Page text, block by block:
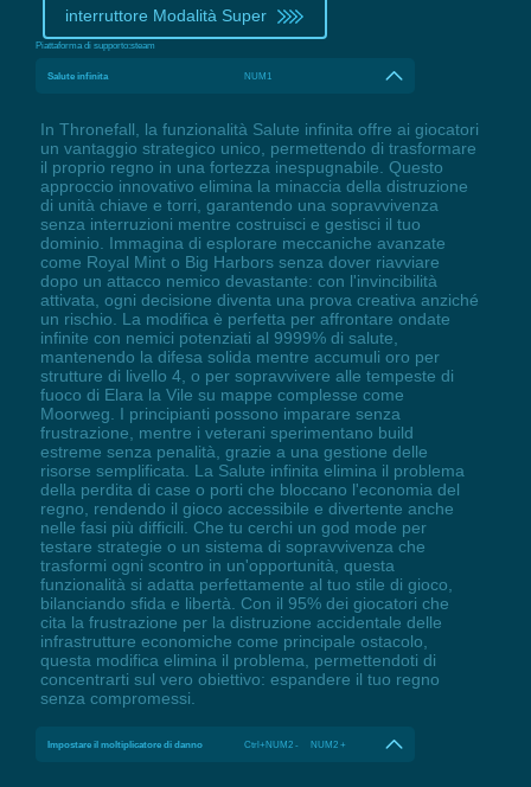
interruttore Modalità Super
Piattaforma di supporto:steam
Salute infinita NUM1
In Thronefall, la funzionalità Salute infinita offre ai giocatori
un vantaggio strategico unico, permettendo di trasformare
il proprio regno in una fortezza inespugnabile. Questo
approccio innovativo elimina la minaccia della distruzione
di unità chiave e torri, garantendo una sopravvivenza
senza interruzioni mentre costruisci e gestisci il tuo
dominio. Immagina di esplorare meccaniche avanzate
come Royal Mint o Big Harbors senza dover riavviare
dopo un attacco nemico devastante: con l'invincibilità
attivata, ogni decisione diventa una prova creativa anziché
un rischio. La modifica è perfetta per affrontare ondate
infinite con nemici potenziati al 9999% di salute,
mantenendo la difesa solida mentre accumuli oro per
strutture di livello 4, o per sopravvivere alle tempeste di
fuoco di Elara la Vile su mappe complesse come
Moorweg. I principianti possono imparare senza
frustrazione, mentre i veterani sperimentano build
estreme senza penalità, grazie a una gestione delle
risorse semplificata. La Salute infinita elimina il problema
della perdita di case o porti che bloccano l'economia del
regno, rendendo il gioco accessibile e divertente anche
nelle fasi più difficili. Che tu cerchi un god mode per
testare strategie o un sistema di sopravvivenza che
trasformi ogni scontro in un'opportunità, questa
funzionalità si adatta perfettamente al tuo stile di gioco,
bilanciando sfida e libertà. Con il 95% dei giocatori che
cita la frustrazione per la distruzione accidentale delle
infrastrutture economiche come principale ostacolo,
questa modifica elimina il problema, permettendoti di
concentrarti sul vero obiettivo: espandere il tuo regno
senza compromessi.
Impostare il moltiplicatore di danno Ctrl+NUM2 - NUM2 +